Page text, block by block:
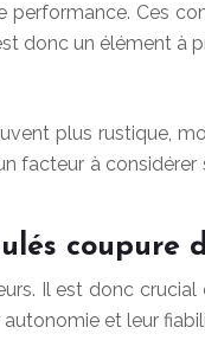
Ces
donc un élément à
plus rustique,
à considérer
coupure
Il est donc
et leur